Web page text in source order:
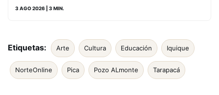
3 AGO 2026 | 3 MIN.
Etiquetas: Arte Cultura Educación Iquique
NorteOnline Pica Pozo ALmonte Tarapacá